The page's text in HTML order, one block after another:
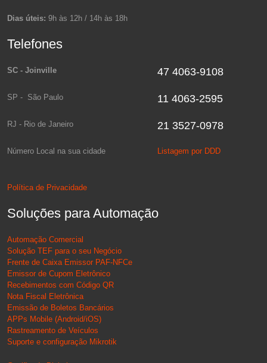
Dias úteis:9h às 12h / 14h às 18h
Telefones
SC - Joinville 47 4063-9108
SP - São Paulo 11 4063-2595
RJ - Rio de Janeiro 21 3527-0978
Número Local na sua cidade Listagem por DDD
Política de Privacidade
Soluções para Automação
Automação Comercial
Solução TEF para o seu Negócio
Frente de Caixa Emissor PAF-NFCe
Emissor de Cupom Eletrônico
Recebimentos com Código QR
Nota Fiscal Eletrônica
Emissão de Boletos Bancários
APPs Mobile (Android/iOS)
Rastreamento de Veículos
Suporte e configuração Mikrotik